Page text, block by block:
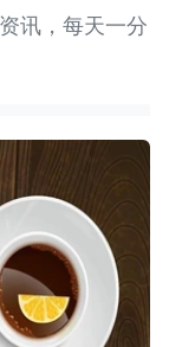
讯，每天一分